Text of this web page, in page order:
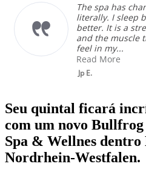
The spa has
literally. I sleep
better. It is a
and the muscle
feel in my...
Read More
Jp E.
Seu quintal ficará
com um novo Bullfrog
Spa & Wellnes
Nordrhein-Westfalen.